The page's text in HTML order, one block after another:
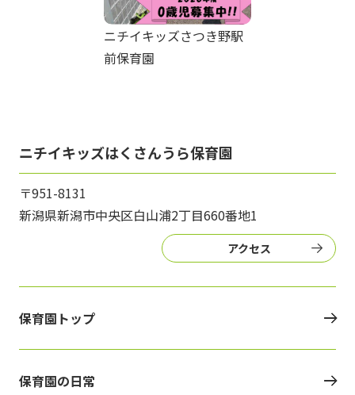
ニチイキッズさつき野駅
前保育園
ニチイキッズはくさんうら保育園
〒951-8131
新潟県新潟市中央区白山浦2丁目660番地1
アクセス
保育園トップ
保育園の日常